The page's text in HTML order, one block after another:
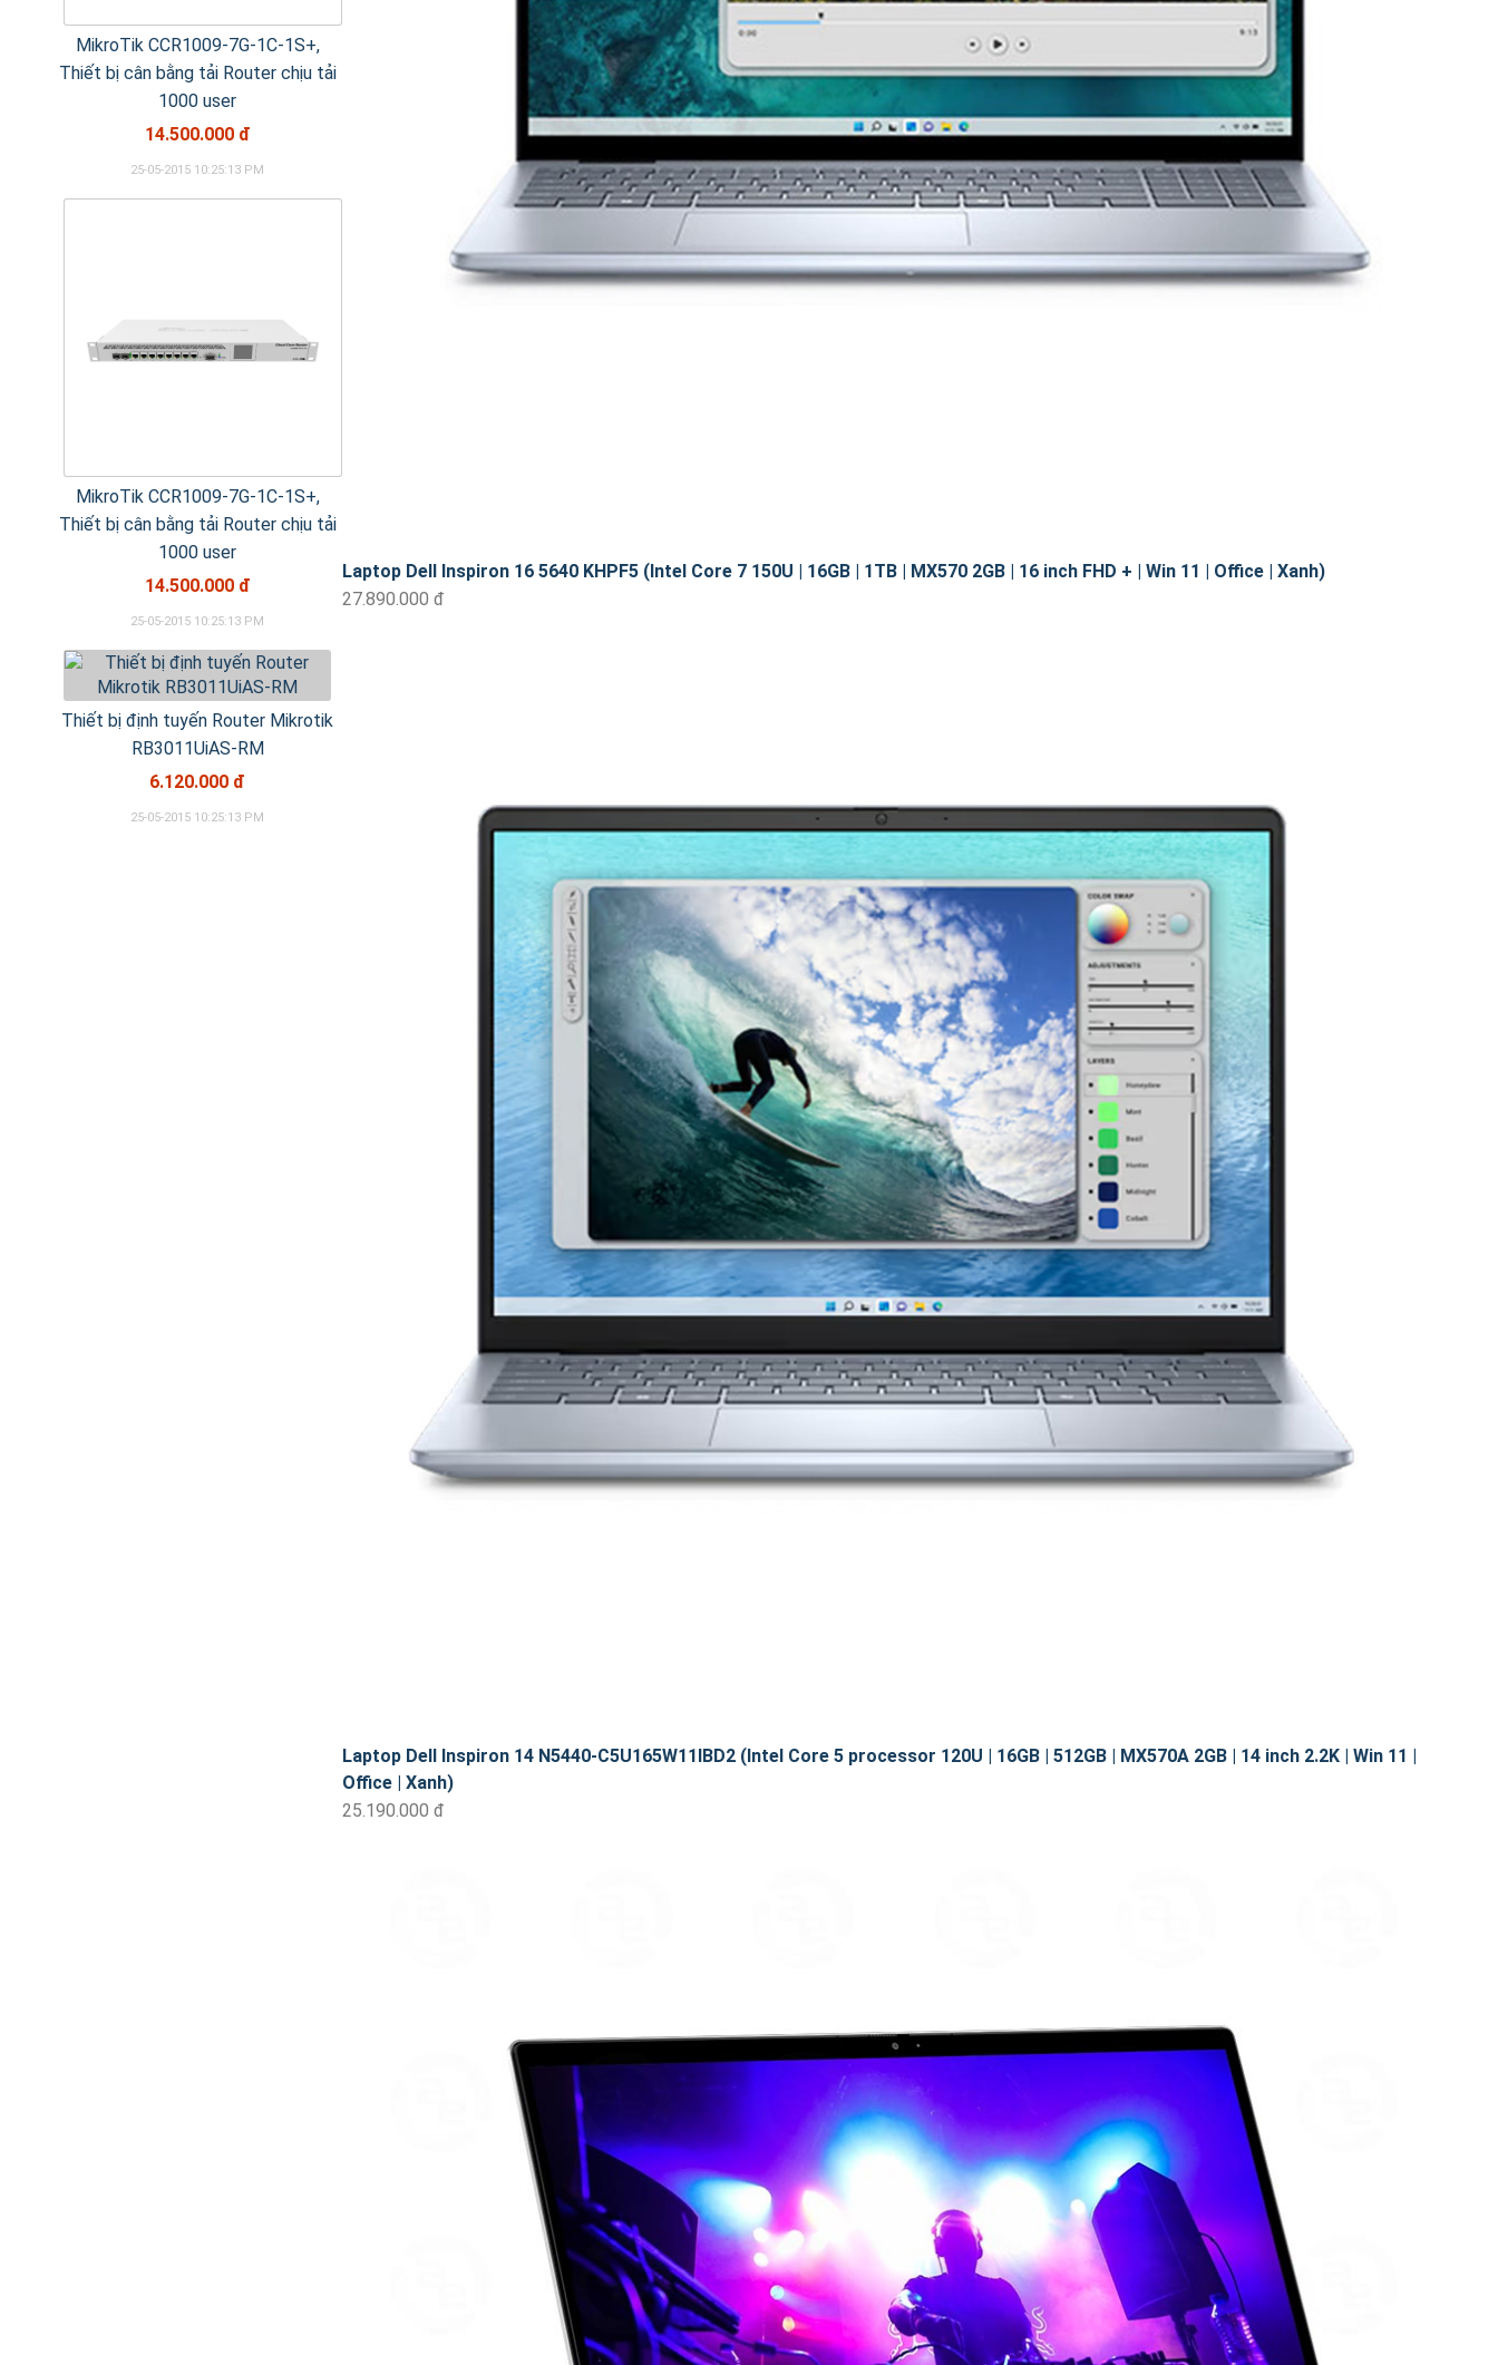
Laptop Dell Inspiron 16 5640 KHPF5 (Intel Core 7 150U | 16GB | 1TB | MX570 2GB | 16 inch FHD + | Win 11 | Office | Xanh)
27.890.000 đ
Laptop Dell Inspiron 14 N5440-C5U165W11IBD2 (Intel Core 5 processor 120U | 16GB | 512GB | MX570A 2GB | 14 inch 2.2K | Win 11 |
Office | Xanh)
25.190.000 đ
MikroTik CCR1009-7G-1C-1S+,
Thiết bị cân bằng tải Router chịu tải
1000 user
14.500.000 đ
25-05-2015 10:25:13 PM
MikroTik CCR1009-7G-1C-1S+,
Thiết bị cân bằng tải Router chịu tải
1000 user
14.500.000 đ
25-05-2015 10:25:13 PM
Thiết bị định tuyến Router Mikrotik
RB3011UiAS-RM
6.120.000 đ
25-05-2015 10:25:13 PM